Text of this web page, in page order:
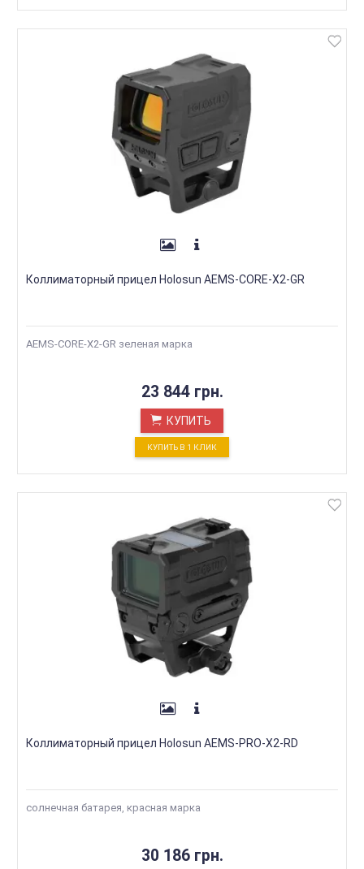
Коллиматорный прицел Holosun AEMS-CORE-X2-GR
AEMS-CORE-X2-GR зеленая марка
23 844 грн.
КУПИТЬ
КУПИТЬ В 1 КЛИК
Коллиматорный прицел Holosun AEMS-PRO-X2-RD
солнечная батарея, красная марка
30 186 грн.